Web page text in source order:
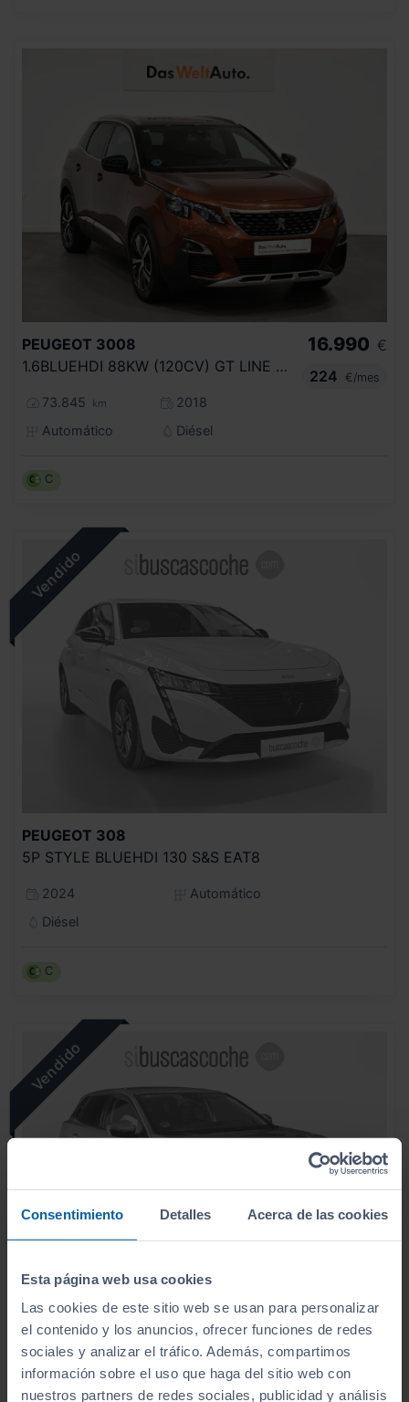
Consentimiento Detalles Acerca de las cookies
Esta página web usa cookies
Las cookies de este sitio web se usan para personalizar
el contenido y los anuncios, ofrecer funciones de redes
sociales y analizar el tráfico. Además, compartimos
información sobre el uso que haga del sitio web con
nuestros partners de redes sociales, publicidad y análisis
PEUGEOT 3008
1.6BLUEHDI 88KW (120CV) GT LINE AUTO S&S
73.845 km
2018
Automático
Diésel
16.990 €
224
€/mes
C
PEUGEOT 308
5P STYLE BLUEHDI 130 S&S EAT8
2024
Automático
Diésel
C
PEUGEOT 3008
1.5 BLUEHDI 96KW (130CV) S&S ALLURE
Automático